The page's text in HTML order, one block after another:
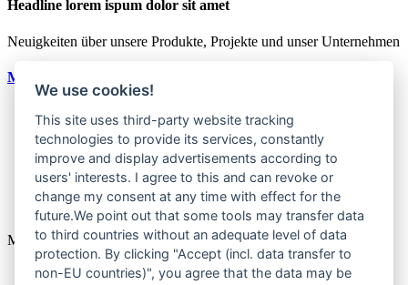
Headline lorem ispum dolor sit amet
Neuigkeiten über unsere Produkte, Projekte und unser Unternehmen
Mehr Erfahren
Home
Über uns
Produkte
News
Kontakt
Menu
Home
We use cookies!
This site uses third-party website tracking
technologies to provide its services, constantly
improve and display advertisements according to
users' interests. I agree to this and can revoke or
change my consent at any time with effect for the
future.We point out that some tools may transfer data
to third countries without an adequate level of data
protection. By clicking "Accept (incl. data transfer to
non-EU countries)", you agree that the data may be